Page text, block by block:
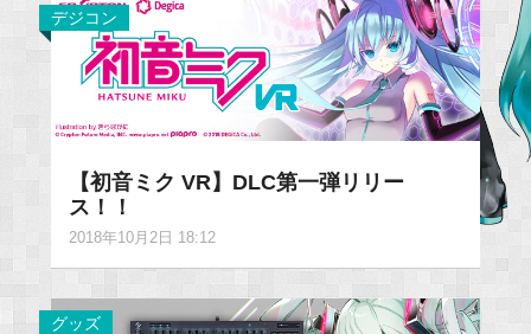
デジコン
【初音ミク VR】DLC第一弾リリー
ス！！
2018年10月2日 18:12
グッズ